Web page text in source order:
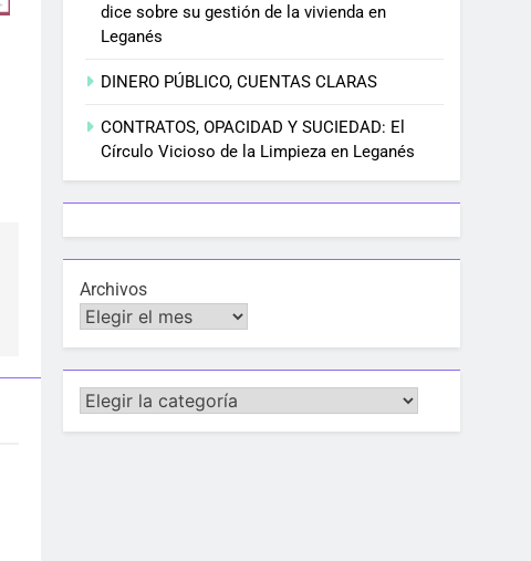
dice sobre su gestión de la vivienda en
Leganés
DINERO PÚBLICO, CUENTAS CLARAS
CONTRATOS, OPACIDAD Y SUCIEDAD: El
Círculo Vicioso de la Limpieza en Leganés
Archivos
Categorías